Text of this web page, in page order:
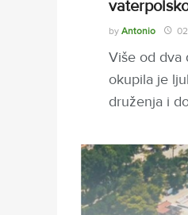
by Antonio
Više od dva
okupila je
druženja i